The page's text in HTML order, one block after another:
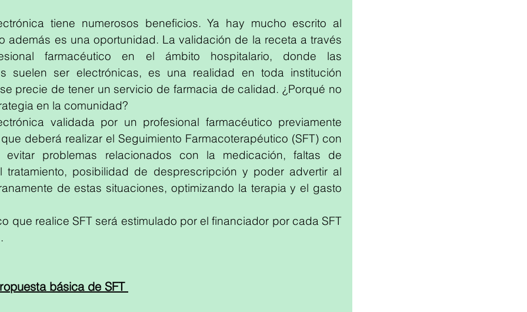
tiene numerosos beneficios. Ya hay mucho escrito al
además es una oportunidad. La validación de la receta a través
farmacéutico en el ámbito hospitalario, donde las
suelen ser electrónicas, es una realidad en toda institución
precie de tener un servicio de farmacia de calidad. ¿Porqué no
en la comunidad?
validada por un profesional farmacéutico previamente
deberá realizar el Seguimiento Farmacoterapéutico (SFT) con
problemas relacionados con la medicación, faltas de
tratamiento, posibilidad de desprescripción y poder advertir al
de estas situaciones, optimizando la terapia y el gasto
que realice SFT será estimulado por el financiador por cada SFT
básica de SFT